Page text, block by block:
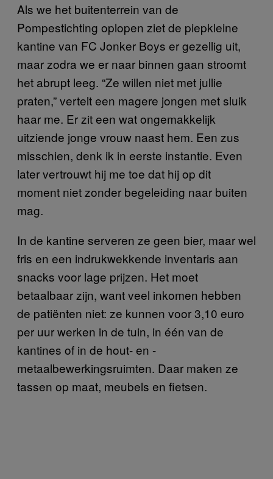
Als we het buitenterrein van de
Pompestichting oplopen ziet de piepkleine
kantine van FC Jonker Boys er gezellig uit,
maar zodra we er naar binnen gaan stroomt
het abrupt leeg. “Ze willen niet met jullie
praten,” vertelt een magere jongen met sluik
haar me. Er zit een wat ongemakkelijk
uitziende jonge vrouw naast hem. Een zus
misschien, denk ik in eerste instantie. Even
later vertrouwt hij me toe dat hij op dit
moment niet zonder begeleiding naar buiten
mag.
In de kantine serveren ze geen bier, maar wel
fris en een indrukwekkende inventaris aan
snacks voor lage prijzen. Het moet
betaalbaar zijn, want veel inkomen hebben
de patiënten niet: ze kunnen voor 3,10 euro
per uur werken in de tuin, in één van de
kantines of in de hout- en -
metaalbewerkingsruimten. Daar maken ze
tassen op maat, meubels en fietsen.